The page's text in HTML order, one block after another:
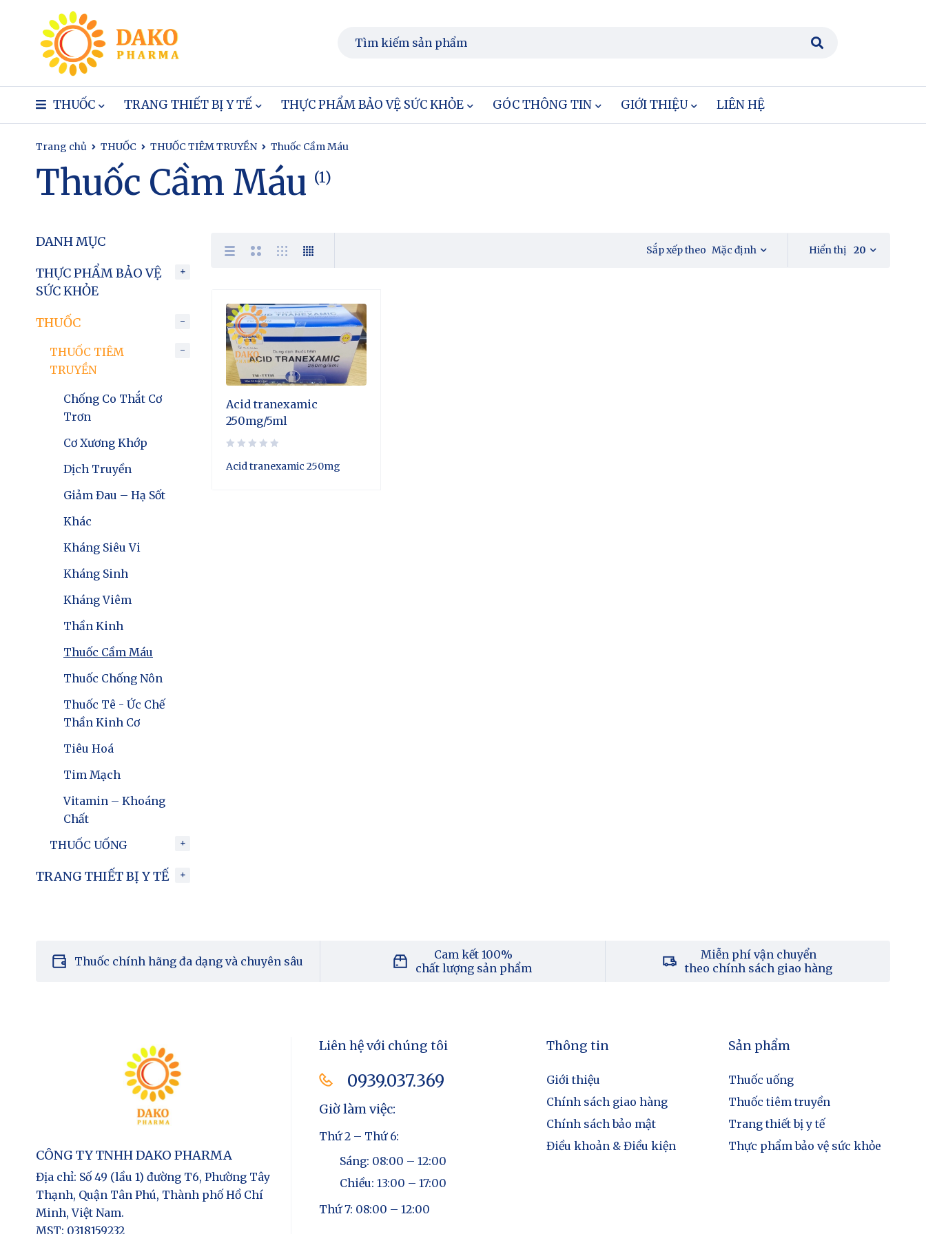
THUỐC TRANG THIẾT BỊ Y TẾ THỰC PHẨM BẢO VỆ SỨC KHỎE GÓC THÔNG TIN GIỚI THIỆU LIÊN HỆ
Trang chủ THUỐC THUỐC TIÊM TRUYỀN Thuốc Cầm Máu
Thuốc Cầm Máu (1)
DANH MỤC
THỰC PHẨM BẢO VỆ
SỨC KHỎE
THUỐC
THUỐC TIÊM
TRUYỀN
Chống Co Thắt Cơ
Trơn
Cơ Xương Khớp
Dịch Truyền
Giảm Đau – Hạ Sốt
Khác
Kháng Siêu Vi
Kháng Sinh
Kháng Viêm
Thần Kinh
Thuốc Cầm Máu
Thuốc Chống Nôn
Thuốc Tê - Ức Chế
Thần Kinh Cơ
Tiêu Hoá
Tim Mạch
Vitamin – Khoáng
Chất
THUỐC UỐNG
TRANG THIẾT BỊ Y TẾ
Sắp xếp theo Mặc định Hiển thị 20
Acid tranexamic
250mg/5ml
Acid tranexamic 250mg
Thuốc chính hãng đa dạng và chuyên sâu
Cam kết 100%
chất lượng sản phẩm
Miễn phí vận chuyển
theo chính sách giao hàng
CÔNG TY TNHH DAKO PHARMA
Địa chỉ: Số 49 (lầu 1) đường T6, Phường Tây
Thạnh, Quận Tân Phú, Thành phố Hồ Chí
Minh, Việt Nam.
MST: 0318159232
Liên hệ với chúng tôi
0939.037.369​
Giờ làm việc:
Thứ 2 – Thứ 6:
Sáng: 08:00 – 12:00
Chiều: 13:00 – 17:00
Thứ 7: 08:00 – 12:00
Thông tin
Giới thiệu
Chính sách giao hàng
Chính sách bảo mật
Điều khoản & Điều kiện
Sản phẩm
Thuốc uống
Thuốc tiêm truyền
Trang thiết bị y tế
Thực phẩm bảo vệ sức khỏe